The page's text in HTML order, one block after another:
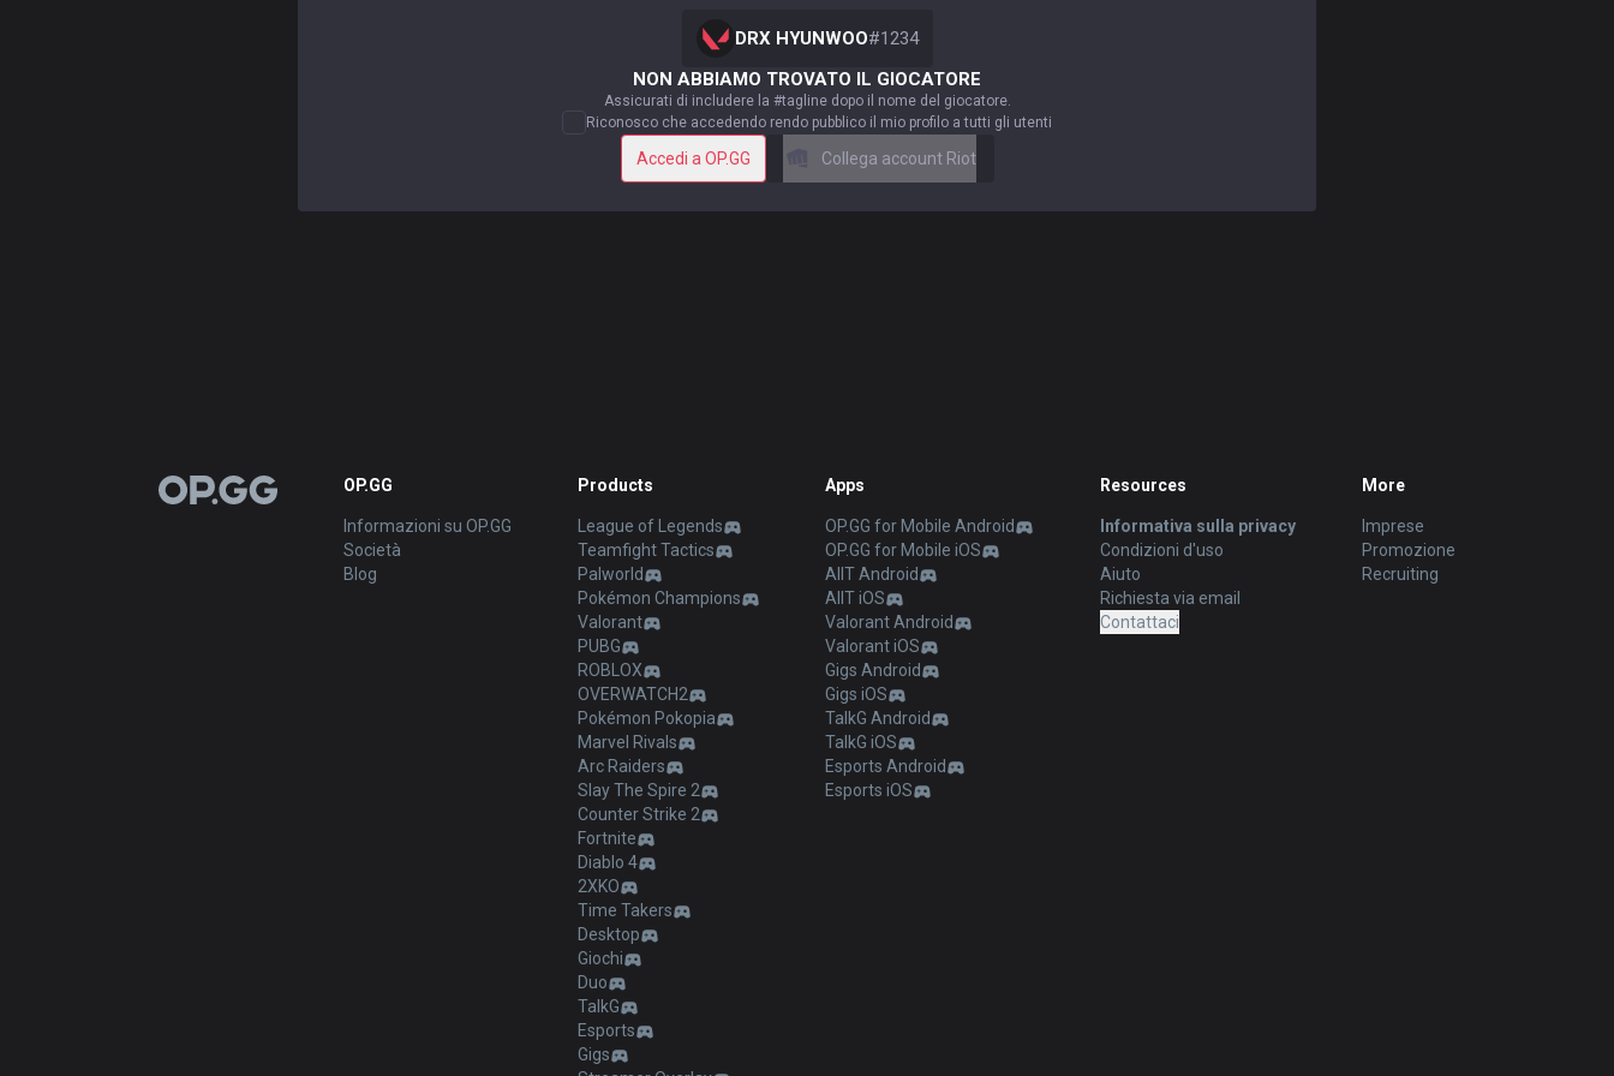
DRX HYUNWOO#1234
NON ABBIAMO TROVATO IL GIOCATORE
Assicurati di includere la #tagline dopo il nome del giocatore.
Riconosco che accedendo rendo pubblico il mio profilo a tutti gli utenti
Accedi a OP.GG Collega account Riot
OP.GG OP.GG
Informazioni su OP.GG
Società
Blog
Products
League of Legends
Teamfight Tactics
Palworld
Pokémon Champions
Valorant
PUBG
ROBLOX
OVERWATCH2
Pokémon Pokopia
Marvel Rivals
Arc Raiders
Slay The Spire 2
Counter Strike 2
Fortnite
Diablo 4
2XKO
Time Takers
Desktop
Giochi
Duo
TalkG
Esports
Gigs
Apps
OP.GG for Mobile Android
OP.GG for Mobile iOS
AllT Android
AllT iOS
Valorant Android
Valorant iOS
Gigs Android
Gigs iOS
TalkG Android
TalkG iOS
Esports Android
Esports iOS
Resources
Informativa sulla privacy
Condizioni d'uso
Aiuto
Richiesta via email
Contattaci
More
Imprese
Promozione
Recruiting